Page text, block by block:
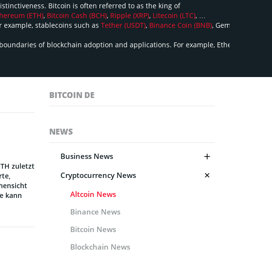
Bitcoin is often referred to as the king of
(ETH), Bitcoin Cash (BCH), Ripple (XRP), Litecoin (LTC),
stablecoins such as Tether (USDT), Binance Coin (BNB), Gemini USD
of blockchain adoption and applications. For example, Ethereum is
zuletzt
kann
BITCOIN DE
NEWS
Business News
Cryptocurrency News
Altcoin News
Binance News
Bitcoin News
Blockchain News